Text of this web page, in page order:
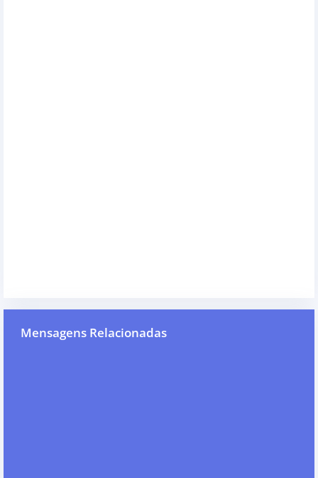
Mensagens Relacionadas